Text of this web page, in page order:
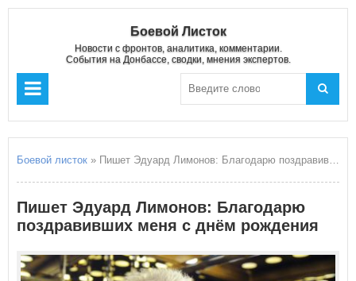
Боевой Листок
Новости с фронтов, аналитика, комментарии.
События на Донбассе, сводки, мнения экспертов.
Боевой листок » Пишет Эдуард Лимонов: Благодарю поздравивших меня с днём рождения
Пишет Эдуард Лимонов: Благодарю
поздравивших меня с днём рождения